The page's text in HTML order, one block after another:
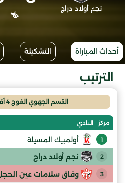
نجم أولاد دراج
أحداث المباراة التشكيلة
الترتيب
القسم الجهوي الفوج 4 أقل من 20 سنة
مركز النادي
1 أولمبيك المسيلة
2 نجم أولاد دراج
3 وفاق سلامات عين